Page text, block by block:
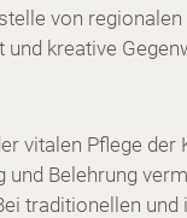
von
kreative
vitalen Pflege der
Belehrung
traditionellen und